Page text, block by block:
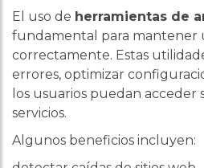
El uso de herramientas de
fundamental para mantener
correctamente. Estas
errores, optimizar
los usuarios puedan acceder
servicios.
Algunos beneficios incluyen: